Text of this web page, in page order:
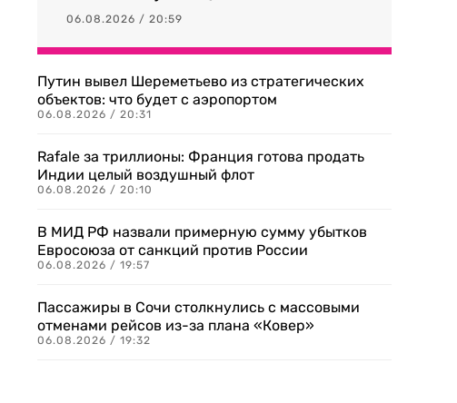
06.08.2026 / 20:59
Путин вывел Шереметьево из стратегических
объектов: что будет с аэропортом
06.08.2026 / 20:31
Rafale за триллионы: Франция готова продать
Индии целый воздушный флот
06.08.2026 / 20:10
В МИД РФ назвали примерную сумму убытков
Евросоюза от санкций против России
06.08.2026 / 19:57
Пассажиры в Сочи столкнулись с массовыми
отменами рейсов из-за плана «Ковер»
06.08.2026 / 19:32